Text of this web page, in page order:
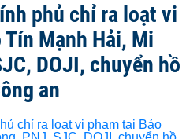
phủ chỉ ra loạt vi
Mạnh Hải, Mi
DOJI, chuyển hồ
an